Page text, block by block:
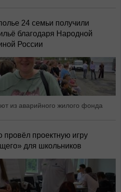
24 семьи получили
благодаря Народной
России
из аварийного жилого фонда
провёл проектную игру
для школьников